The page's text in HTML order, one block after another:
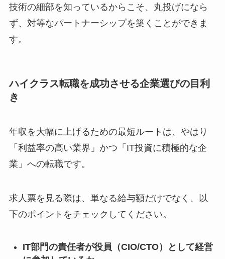
技術の細部を知っているからこそ、丸投げになら
ず、対等なパートナーシップを築くことができま
す。
ハイクラス転職を成功させる企業選びの目利
き
年収を大幅に上げるための最短ルートは、やはり
「利益率の高い業界」かつ「IT投資に積極的な企
業」への転職です。
求人票を見る際は、単なる給与額だけでなく、以
下のポイントをチェックしてください。
IT部門の責任者が役員（CIO/CTO）として経営